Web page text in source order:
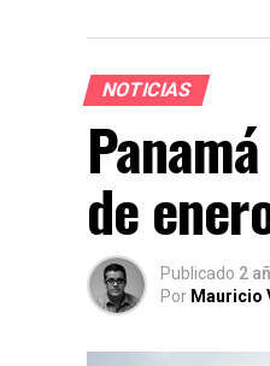
NOTICIAS
de
Publicado 2
Por Mauricio